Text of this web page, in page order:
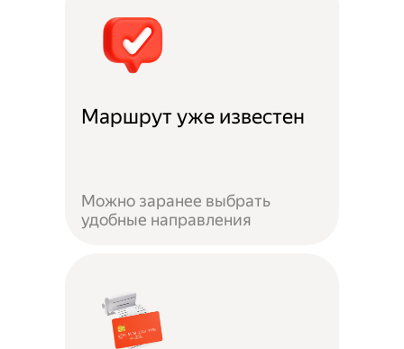
Маршрут уже известен
Можно заранее выбрать
удобные направления